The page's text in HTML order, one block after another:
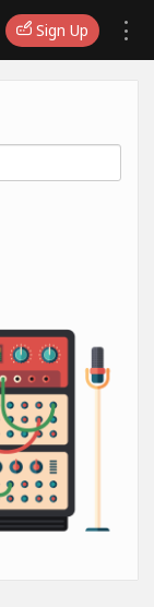
Sign Up